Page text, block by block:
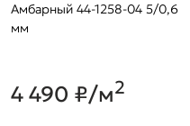
Амбарный 44-1258-04 5/0,6
мм
4 490 ₽/м2